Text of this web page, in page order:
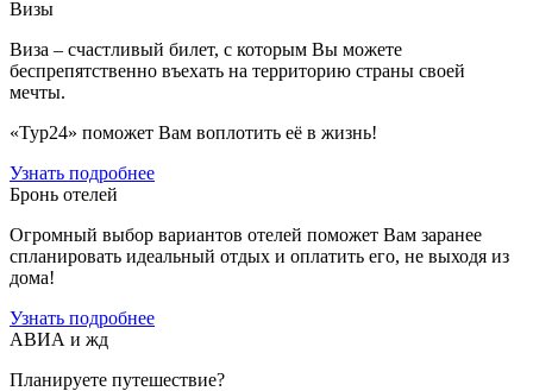
Визы
Виза – счастливый билет, с которым Вы можете
беспрепятственно въехать на территорию страны своей
мечты.
«Тур24» поможет Вам воплотить её в жизнь!
Узнать подробнее
Бронь отелей
Огромный выбор вариантов отелей поможет Вам заранее
спланировать идеальный отдых и оплатить его, не выходя из
дома!
Узнать подробнее
АВИА и жд
Планируете путешествие?